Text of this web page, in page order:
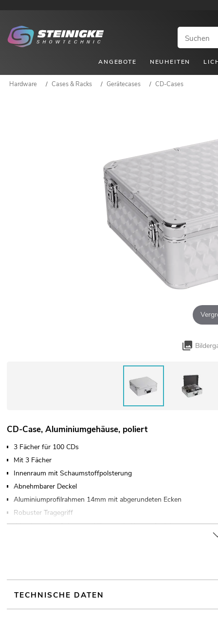
ANGEBOTE NEUHEITEN
Hardware / Cases & Racks / Gerätecases / CD-Cases
CD-Case, Aluminiumgehäuse, poliert
3 Fächer für 100 CDs
Mit 3 Fächer
Innenraum mit Schaumstoffpolsterung
Abnehmbarer Deckel
Aluminiumprofilrahmen 14mm mit abgerundeten Ecken
Robuster Tragegriff
4 hochwertige Schnappschlösser mit Absperrfunktion
TECHNISCHE DATEN